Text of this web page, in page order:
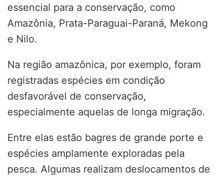
essencial para a conservação, como
Amazônia, Prata-Paraguai-Paraná, Mekong
e Nilo.
Na região amazônica, por exemplo, foram
registradas espécies em condição
desfavorável de conservação,
especialmente aquelas de longa migração.
Entre elas estão bagres de grande porte e
espécies amplamente exploradas pela
pesca. Algumas realizam deslocamentos de